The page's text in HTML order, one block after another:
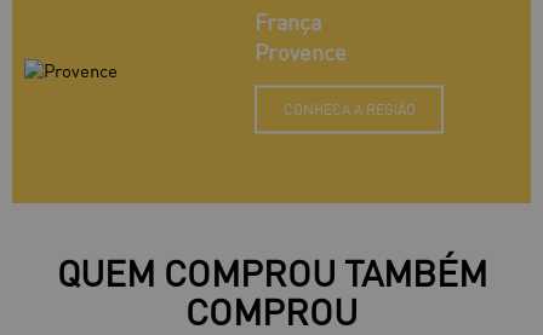
França
Provence
CONHEÇA A REGIÃO
QUEM COMPROU TAMBÉM
COMPROU